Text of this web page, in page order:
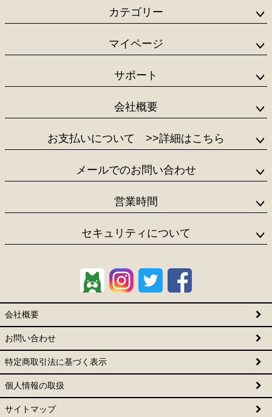
ップ
カテゴリー
マイページ
サポート
会社概要
お支払いについて >>詳細はこちら
メールでのお問い合わせ
営業時間
セキュリティについて
会社概要
お問い合わせ
特定商取引法に基づく表示
個人情報の取扱
サイトマップ